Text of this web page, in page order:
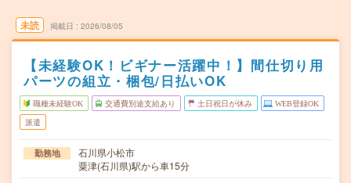
未読 掲載日 2026/08/05
【未経験OK！ビギナー活躍中！】間仕切り用
パーツの組立・梱包/日払いOK
職種未経験OK 交通費別途支給あり 土日祝日が休み WEB登録OK
派遣
勤務地
石川県小松市
粟津(石川県)駅から車15分